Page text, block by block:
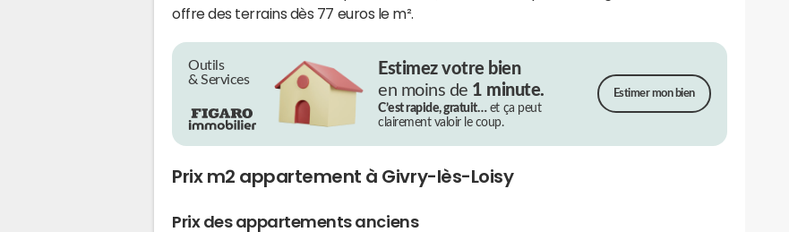
offre des terrains dès 77 euros le m².
Outils
& Services
Estimez votre bien
en moins de 1 minute.
C’est rapide, gratuit…et ça peut
clairement valoir le coup.
Estimer mon bien
Prix m2 appartement à Givry-lès-Loisy
Prix des appartements anciens